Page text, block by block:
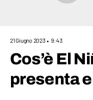
21 Giugno 2023 9:43
Cos’è El
presenta